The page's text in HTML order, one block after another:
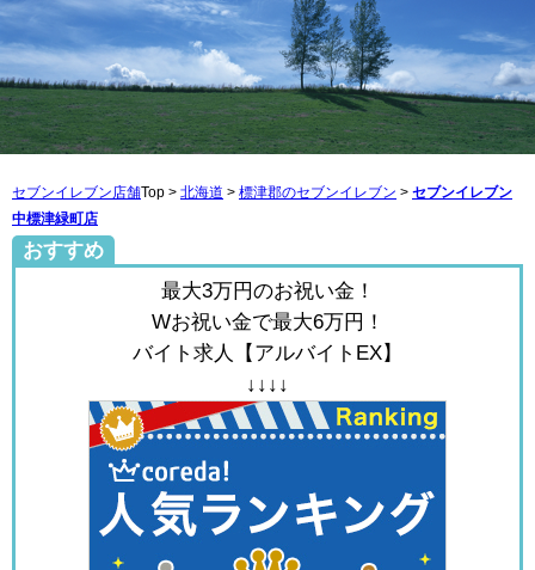
セブンイレブン店舗Top > 北海道 > 標津郡のセブンイレブン > セブンイレブン
中標津緑町店
おすすめ
最大3万円のお祝い金！
Wお祝い金で最大6万円！
バイト求人【アルバイトEX】
↓↓↓↓